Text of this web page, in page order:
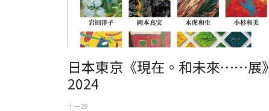
日本東京《現在。和未來……展》
2024
十一 29